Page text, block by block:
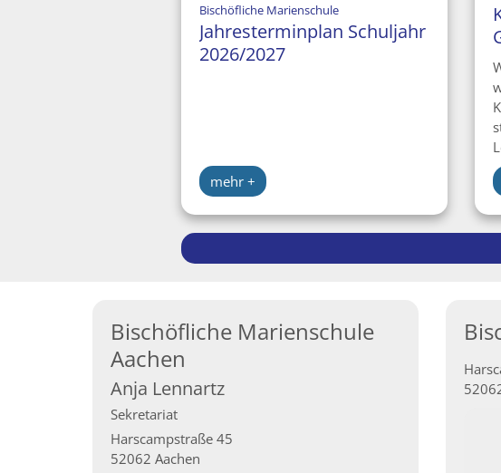
Bischöfliche Marienschule:
Jahresterminplan Schuljahr
2026/2027
mehr +
Bischöfliche Marienschule
Aachen
Anja Lennartz
Sekretariat
Harscampstraße 45
52062 Aachen